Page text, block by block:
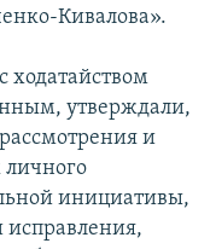
Кивалова».
ходатайством
утверждали,
и
личного
инициативы,